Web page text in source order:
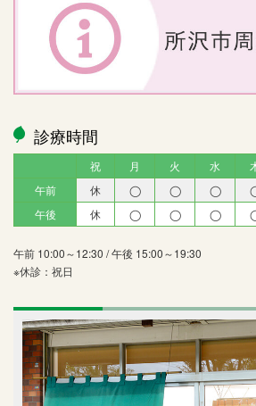
診療時間
祝 月 火 水
午前
休 ◯ ◯ ◯
午後
休 ◯ ◯ ◯
午前 10:00～12:30 / 午後 15:00～19:30
※休診：祝日